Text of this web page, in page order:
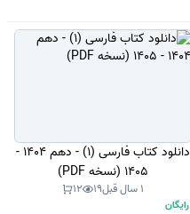
دانلود کتاب فارسی (1) - دهم 1404 -
1405 (نسخه PDF)
1 سال قبل 19
12
رایگان